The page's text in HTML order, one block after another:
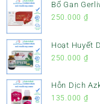
Bổ Gan
Gan, Mát
250.000 ₫
Hoạt Huyết
– Giảm Đau
250.000 ₫
Hỗn Dịch
Ho, Tiêu
135.000 ₫